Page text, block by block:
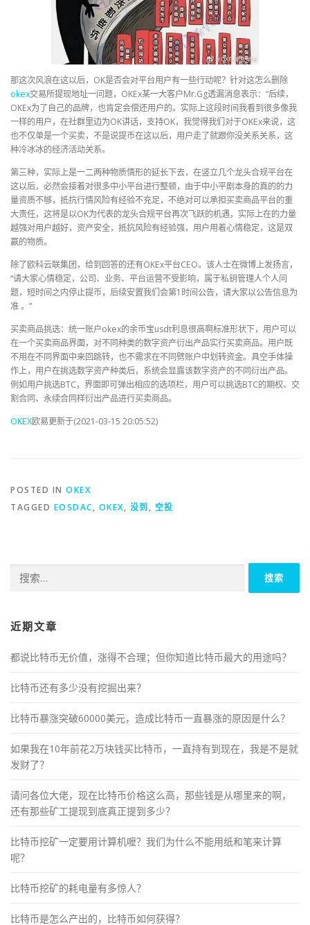
那这次风浪在这以后，OK是否会对平台用户有一些行动呢？针对这怎么删除
okex交易所提现地址一问题，OKEx某一大客户Mr.Gg透漏消息表示：“后续，
OKEx为了自己的品牌，也肯定会偿还用户的。实际上这段时间我看到很多像我
一样的用户，在社群里边为OK讲话，支持OK，我觉得我们对于OKEx来说，这
也不仅单是一个买卖，不是说提币在这以后，用户走了就跟你没关系关系，这
种冷冰冰的经济活动关系。
第三种，实际上是一二两种物质情形的延长下去，在竖立几个龙头合规平台在
这以后，必然会接着对很多中小平台进行整顿，由于中小平剧本身的真的的力
量资质不够，抵抗行情风险有经验不充足，不绝对可以承担买卖商品平台的重
大责任，这将是以OK为代表的龙头合规平台再次飞跃的机遇，实际上在的力量
越强对用户越好，资产安全，抵抗风险有经验强，用户用着心情稳定，这是双
赢的物质。
除了欧科云联集团，给到回答的还有OKEx平台CEO。该人士在微博上发扬言，
“请大家心情稳定，公司、业务、平台运营不受影响，属于私钥管理人个人问
题，短时间之内停止提币，后续安置我们会第1时间公告，请大家以公告信息为
准 。”
买卖商品挑选：统一账户okex的余币宝usdt利息很高啊标准形状下，用户可以
在一个买卖商品界面，对不同种类的数字资产衍出产品实行买卖商品。用户既
不用在不同界面中来回跳转，也不需求在不同劈账户中划转资金。具空手体操
作上，用户在挑选数字资产种类后，系统会显露该数字资产的不同衍出产品。
例如用户挑选BTC，界面即可弹出相应的选项栏，用户可以挑选BTC的期权、交
割合同、永续合同样衍出产品进行买卖商品。
OKEX欧易更新于(2021-03-15 20:05:52)
POSTED IN OKEX
TAGGED EOSDAC, OKEX, 没到 , 空投
索：
近期文章
都说比特币无价值，涨得不合理；但你知道比特币最大的用途吗？
比特币还有多少没有挖掘出来？
比特币暴涨突破60000美元，造成比特币一直暴涨的原因是什么？
如果我在10年前花2万块钱买比特币，一直持有到现在，我是不是就
发财了？
请问各位大佬，现在比特币价格这么高，那些钱是从哪里来的啊，
还有那些矿工提现到底真正提到多少？
比特币挖矿一定要用计算机嚒？我们为什么不能用纸和笔来计算
呢？
比特币挖矿的耗电量有多惊人？
比特币是怎么产出的，比特币如何获得？